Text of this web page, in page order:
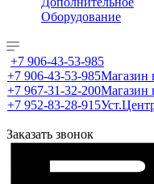
Оборудование
+7 906-43-53-985
+7 906-43-53-985Магазин
+7 967-31-32-200Магазин
+7 952-83-28-915
Заказать звонок